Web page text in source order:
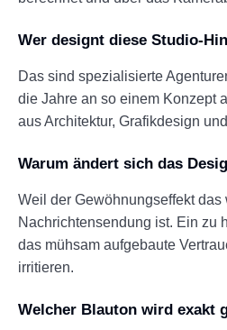
Wer designt diese Studio-
Das sind spezialisierte
die Jahre an so einem Konzept
aus Architektur, Grafikdesign
Warum ändert sich das
Weil der Gewöhnungseffekt
Nachrichtensendung ist. Ein zu
das mühsam aufgebaute
irritieren.
Welcher Blauton wird exakt